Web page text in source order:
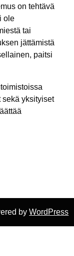
on tehtävä
ole
tai
jättämistä
paitsi
yksityiset
byWordPress